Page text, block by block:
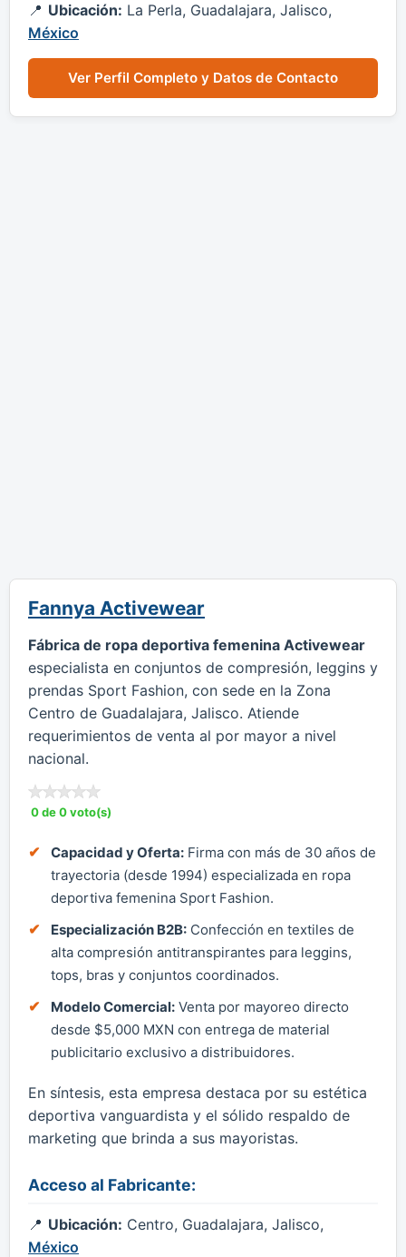
Ubicación: La Perla, Guadalajara, Jalisco,
México
Ver Perfil Completo y Datos de Contacto
Fannya Activewear
Fábrica de ropa deportiva femenina Activewear
especialista en conjuntos de compresión, leggins y
prendas Sport Fashion, con sede en la Zona
Centro de Guadalajara, Jalisco. Atiende
requerimientos de venta al por mayor a nivel
nacional.
0 de 0 voto(s)
Capacidad y Oferta: Firma con más de 30 años de
trayectoria (desde 1994) especializada en ropa
deportiva femenina Sport Fashion.
Especialización B2B: Confección en textiles de
alta compresión antitranspirantes para leggins,
tops, bras y conjuntos coordinados.
Modelo Comercial: Venta por mayoreo directo
desde $5,000 MXN con entrega de material
publicitario exclusivo a distribuidores.
En síntesis, esta empresa destaca por su estética
deportiva vanguardista y el sólido respaldo de
marketing que brinda a sus mayoristas.
Acceso al Fabricante:
Ubicación: Centro, Guadalajara, Jalisco,
México